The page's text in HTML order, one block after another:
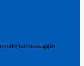
un messaggio